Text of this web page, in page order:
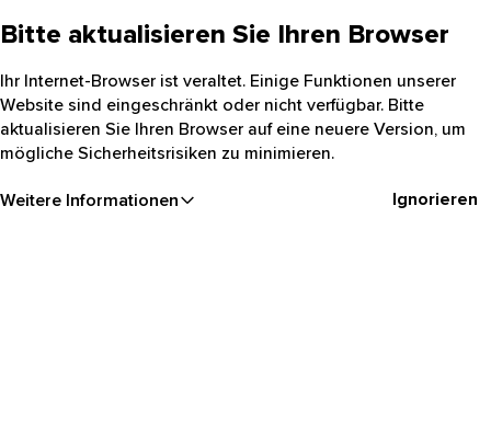
Bitte aktualisieren Sie Ihren Browser
Ihr Internet-Browser ist veraltet. Einige Funktionen unserer
Website sind eingeschränkt oder nicht verfügbar. Bitte
aktualisieren Sie Ihren Browser auf eine neuere Version, um
mögliche Sicherheitsrisiken zu minimieren.
Weitere Informationen Ignorieren